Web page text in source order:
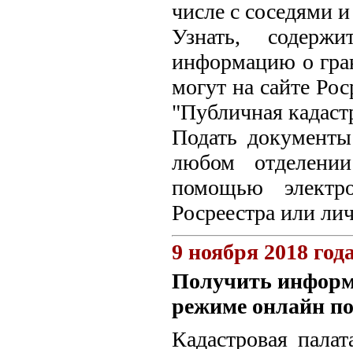
числе с соседями
Узнать,
информацию о
могут на сайте
"Публичная
Подать
любом
помощью
Росреестра или
9 ноября 2018
Получить
режиме онлайн
Кадастровая